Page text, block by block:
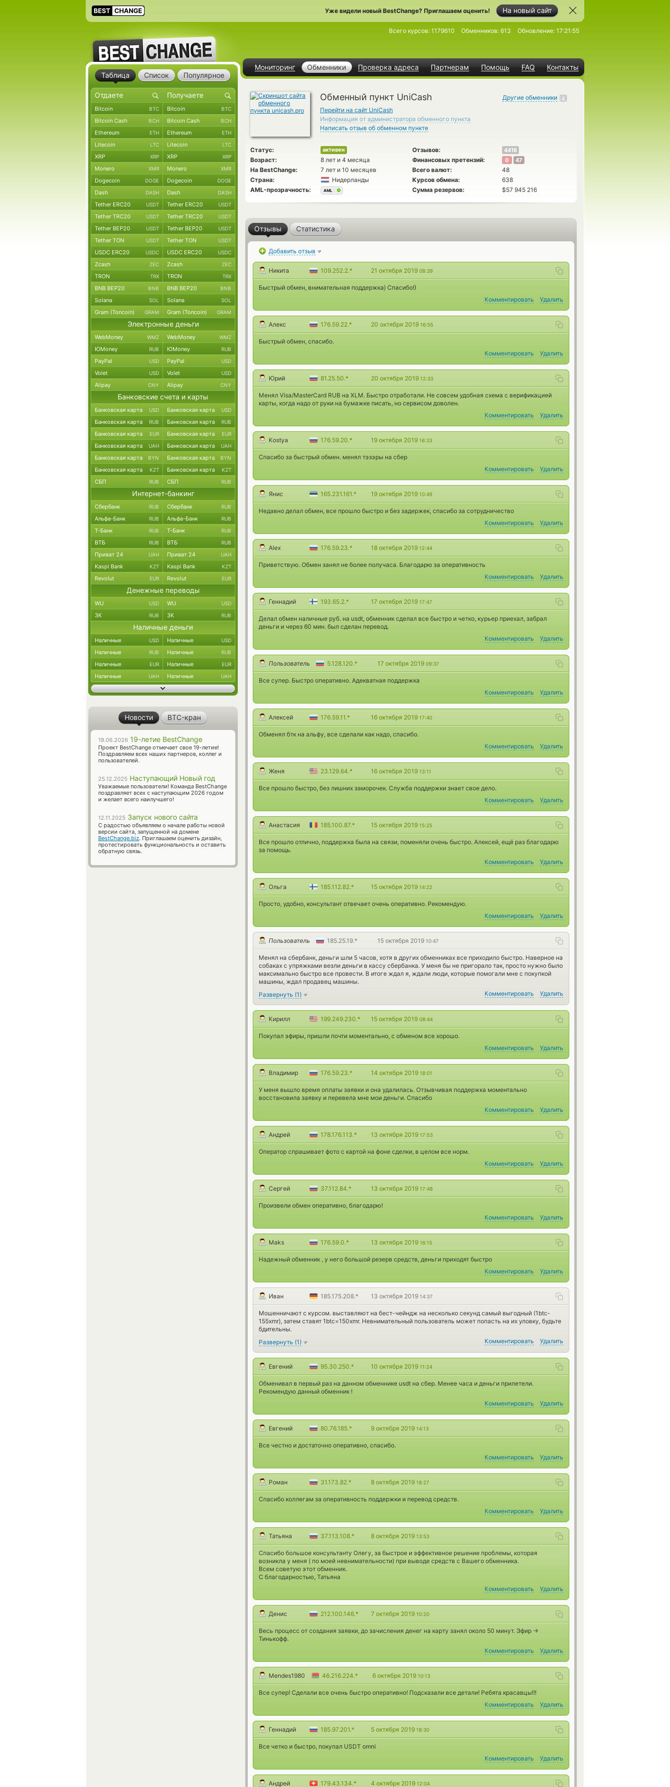
На новый сайт
Уже видели новый BestChange? Приглашаем оценить!
Мониторинг Обменники Проверка адреса Партнерам Помощь FAQ Контакты
Всего курсов: 1179610 Обменников: 613 Обновление: 17:21:55
Обменный пункт UniCash
Перейти на сайт UniCash
Информация от администратора обменного пункта
Написать отзыв об обменном пункте
Другие обменники
Статус: активен Отзывов: 4416
Возраст: 8 лет и 4 месяца Финансовых претензий: 0 47
На BestChange: 7 лет и 10 месяцев Всего валют:
48
Страна:
Нидерланды Курсов обмена:
638
AML-прозрачность:
AML Сумма резервов: $57 945 216
Отзывы Статистика
Добавить отзыв
Никита 109.252.2.* 21 октября 2019 08:39
Быстрый обмен, внимательная поддержка) Спасибо!)
Комментировать
Удалить
Алекс 176.59.22.* 20 октября 2019 16:55
Быстрый обмен, спасибо.
Комментировать
Удалить
Юрий 81.25.50.* 20 октября 2019 12:33
Менял Visa/MasterCard RUB на XLM. Быстро отработали. Не совсем удобная схема с верификацией
карты, когда надо от руки на бумажке писать, но сервисом доволен.
Комментировать
Удалить
Kostya 176.59.20.* 19 октября 2019 16:33
Спасибо за быстрый обмен. менял тэзэры на сбер
Комментировать
Удалить
Янис 165.231.161.* 19 октября 2019 10:49
Недавно делал обмен, все прошло быстро и без задержек, спасибо за сотрудничество
Комментировать
Удалить
Alex 176.59.23.* 18 октября 2019 12:44
Приветствую. Обмен занял не более получаса. Благодарю за оперативность
Комментировать
Удалить
Геннадий 193.65.2.* 17 октября 2019 17:47
Делал обмен наличные руб. на usdt, обменник сделал все быстро и четко, курьер приехал, забрал
деньги и через 60 мин. был сделан перевод.
Комментировать
Удалить
Пользователь 5.128.120.* 17 октября 2019 09:37
Все супер. Быстро оперативно. Адекватная поддержка
Комментировать
Удалить
Алексей 176.59.11.* 16 октября 2019 17:40
Обменял бтк на альфу, все сделали как надо, спасибо.
Комментировать
Удалить
Женя 23.129.64.* 16 октября 2019 13:11
Все прошло быстро, без лишних заморочек. Служба поддержки знает свое дело.
Комментировать
Удалить
Анастасия 185.100.87.* 15 октября 2019 15:25
Все прошло отлично, поддержка была на связи, поменяли очень быстро. Алексей, ещё раз благодарю
за помощь.
Комментировать
Удалить
Ольга 185.112.82.* 15 октября 2019 14:22
Просто, удобно, консультант отвечает очень оперативно. Рекомендую.
Комментировать
Удалить
Пользователь 185.25.19.* 15 октября 2019 10:47
Менял на сбербанк, деньги шли 5 часов, хотя в других обменниках все приходило быстро. Наверное на
собаках с упряжками везли деньги в кассу сбербанка. У меня бы не пригорало так, просто нужно было
максимально быстро все провести. В итоге ждал я, ждали люди, которые помогали мне с покупкой
машины, ждал продавец машины.
Развернуть (1) Комментировать Удалить
Кирилл 199.249.230.* 15 октября 2019 08:44
Покупал эфиры, пришли почти моментально, с обменом все хорошо.
Комментировать
Удалить
Владимир 176.59.23.* 14 октября 2019 18:01
У меня вышло время оплаты заявки и она удалилась. Отзывчивая поддержка моментально
восстановила заявку и перевела мне мои деньги. Спасибо
Комментировать
Удалить
Андрей 178.176.113.* 13 октября 2019 17:53
Оператор спрашивает фото с картой на фоне сделки, в целом все норм.
Комментировать
Удалить
Сергей 37.112.84.* 13 октября 2019 17:48
Произвели обмен оперативно, благодарю!
Комментировать
Удалить
Maks 176.59.0.* 13 октября 2019 16:15
Надежный обменник , у него большой резерв средств, деньги приходят быстро
Комментировать
Удалить
Иван 185.175.208.* 13 октября 2019 14:37
Мошенничают с курсом. выставляют на бест-чейндж на несколько секунд самый выгодный (1btc-
155xmr), затем ставят 1btc=150xmr. Невнимательный пользователь может попасть на их уловку, будьте
бдительны.
Развернуть (1) Комментировать Удалить
Евгений 95.30.250.* 10 октября 2019 11:24
Обменивал в первый раз на данном обменнике usdt на сбер. Менее часа и деньги прилетели.
Рекомендую данный обменник !
Комментировать
Удалить
Евгений 80.76.185.* 9 октября 2019 14:13
Все честно и достаточно оперативно, спасибо.
Комментировать
Удалить
Роман 31.173.82.* 8 октября 2019 18:27
Спасибо коллегам за оперативность поддержки и перевод средств.
Комментировать
Удалить
Татьяна 37.113.108.* 8 октября 2019 13:53
Спасибо большое консультанту Олегу, за быстрое и эффективное решение проблемы, которая
возникла у меня ( по моей невнимательности) при выводе средств с Вашего обменника.
Всем советую этот обменник.
С благодарностью, Татьяна
Комментировать
Удалить
Денис 212.100.146.* 7 октября 2019 10:20
Весь процесс от создания заявки, до зачисления денег на карту занял около 50 минут. Эфир ->
Тинькофф.
Комментировать
Удалить
Mendes1980 46.216.224.* 6 октября 2019 10:13
Все супер! Сделали все очень быстро оперативно! Подсказали все детали! Ребята красавцы!!!
Комментировать
Удалить
Геннадий 185.97.201.* 5 октября 2019 18:30
Все четко и быстро, покупал USDT omni
Комментировать
Удалить
Андрей 179.43.134.* 4 октября 2019 12:04
Таблица Список Популярное
Bitcoin BTC Bitcoin BTC
Bitcoin Cash BCH Bitcoin Cash BCH
Ethereum ETH Ethereum ETH
Litecoin LTC Litecoin LTC
XRP XRP XRP XRP
Monero XMR Monero XMR
Dogecoin DOGE Dogecoin DOGE
Dash DASH Dash DASH
Tether ERC20 USDT Tether ERC20 USDT
Tether TRC20 USDT Tether TRC20 USDT
Tether BEP20 USDT Tether BEP20 USDT
Tether TON USDT Tether TON USDT
USDC ERC20 USDC USDC ERC20 USDC
Zcash ZEC Zcash ZEC
TRON TRX TRON TRX
BNB BEP20 BNB BNB BEP20 BNB
Solana SOL Solana SOL
Gram (Toncoin) GRAM Gram (Toncoin) GRAM
Электронные деньги
WebMoney WMZ WebMoney WMZ
ЮMoney RUB ЮMoney RUB
PayPal USD PayPal USD
Volet USD Volet USD
Alipay CNY Alipay CNY
Банковские счета и карты
Банковская карта USD Банковская карта USD
Банковская карта RUB Банковская карта RUB
Банковская карта EUR Банковская карта EUR
Банковская карта UAH Банковская карта UAH
Банковская карта BYN Банковская карта BYN
Банковская карта KZT Банковская карта KZT
СБП RUB СБП RUB
Интернет-банкинг
Сбербанк RUB Сбербанк RUB
Альфа-Банк RUB Альфа-Банк RUB
Т-Банк RUB Т-Банк RUB
ВТБ RUB ВТБ RUB
Приват 24 UAH Приват 24 UAH
Kaspi Bank KZT Kaspi Bank KZT
Revolut EUR Revolut EUR
Денежные переводы
WU USD WU USD
ЗК RUB ЗК RUB
Наличные деньги
Наличные USD Наличные USD
Наличные RUB Наличные RUB
Наличные EUR Наличные EUR
Наличные UAH Наличные UAH
Новости BTC-кран
19.06.2026 19-летие BestChange
Проект BestChange отмечает свое 19-летие!
Поздравляем всех наших партнеров, коллег и
пользователей.
25.12.2025 Наступающий Новый год
Уважаемые пользователи! Команда BestChange
поздравляет всех с наступающим 2026 годом
и желает всего наилучшего!
12.11.2025 Запуск нового сайта
С радостью объявляем о начале работы новой
версии сайта, запущенной на домене
BestChange.biz. Приглашаем оценить дизайн,
протестировать функциональность и оставить
обратную связь.